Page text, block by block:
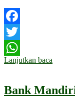
Facebook
Twitter
WhatsApp
Lanjutkan baca
Bank